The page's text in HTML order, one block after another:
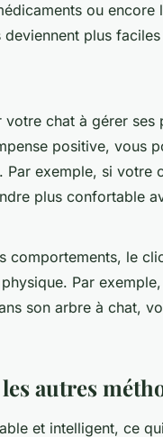
ou
plus
chat à gérer ses
positive, vous
exemple, si votre
plus confortable
comportements, le
Par
son arbre à chat,
autres
et intelligent, ce